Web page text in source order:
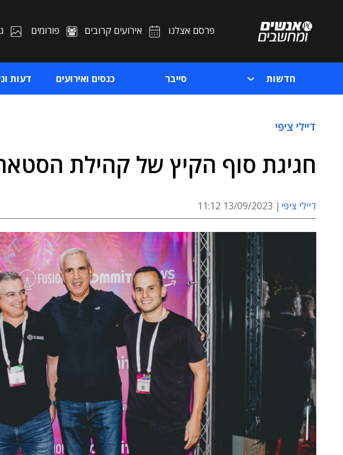
פרסם אצלנו אירועים קרובים פורומים
חדשות סייבר כנסים ואירועים דעות
דיילי ציפי
חגיגת סוף הקיץ של קהילת
דיילי ציפי 13/09/2023 11:12